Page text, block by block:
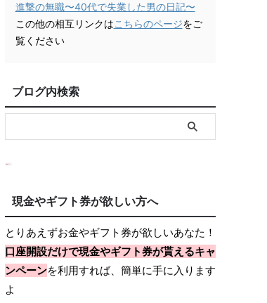
進撃の無職〜40代で失業した男の日記〜
この他の相互リンクはこちらのページをご
覧ください
ブログ内検索
現金やギフト券が欲しい方へ
とりあえずお金やギフト券が欲しいあなた！
口座開設だけで現金やギフト券が貰えるキャ
ンペーンを利用すれば、簡単に手に入ります
よ